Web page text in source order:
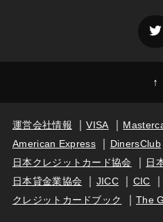
↑
運営会社情報 VISA
American Express
DinersClub
日本クレジットカード協会
日
日本貸金業協会
JICC CIC
クレジットカードブック
The